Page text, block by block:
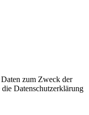
zum Zweck der
Datenschutzerklärung